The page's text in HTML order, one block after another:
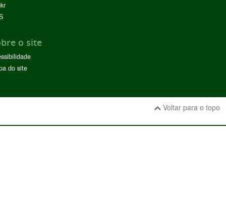
o site
do site
Voltar para o topo